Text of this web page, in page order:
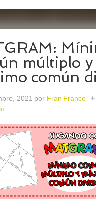
múltiplo y
común
2021 por Fran Franco